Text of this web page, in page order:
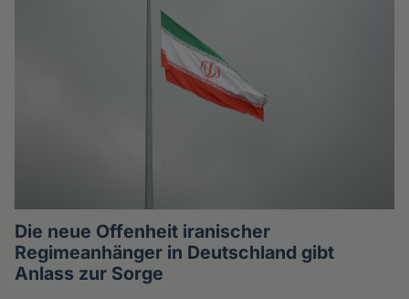
Die neue Offenheit iranischer
Regimeanhänger in Deutschland gibt
Anlass zur Sorge